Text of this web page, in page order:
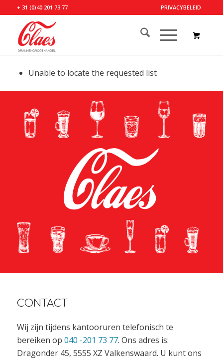
PRIVACYBELEID
+ 31 (0)40 201 73 77
Unable to locate the requested list
CONTACT
Wij zijn tijdens kantooruren telefonisch te
bereiken op 040 -201 73 77. Ons adres is:
Dragonder 45, 5555 XZ Valkenswaard. U kunt ons